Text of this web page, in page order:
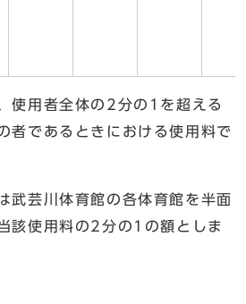
使用者全体の2分の1を超える
者であるときにおける使用料で
武芸川体育館の各体育館を半面
該使用料の2分の1の額としま